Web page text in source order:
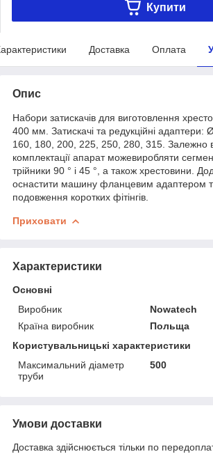
Купити
Доставка Оплата
Опис
Набори затискачів для виготовлення
400 мм. Затискачі та редукційні адаптери:
160, 180, 200, 225, 250, 280, 315. Залежно
комплектації апарат можевиробляти
трійники 90 ° і 45 °, а також хрестовини.
оснастити машину фланцевим адаптером
подовження коротких фітінгів.
Приховати
Характеристики
Основні
Виробник
Nowatech
Країна виробник
Польща
Користувальницькі характеристики
Максимальний діаметр
труби
500
Умови доставки
Доставка здійснюється тільки по